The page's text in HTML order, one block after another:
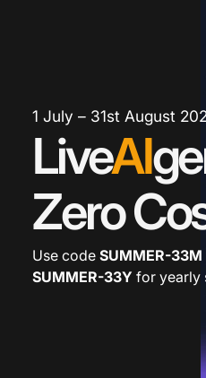
1 July – 31st August
LiveAI
Zero
Use code SUMMER-33M
SUMMER-33Y for yearly